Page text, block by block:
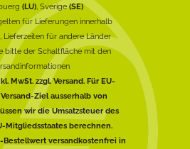
(LU), Sverige(SE)
für Lieferungen innerhalb
Lieferzeiten für andere Länder
bitte der Schaltfläche mit den
MwSt. zzgl. Versand. Für EU-
Ziel ausserhalb von
wir die Umsatzsteuer des
Mitgliedsstaates berechnen.
Bestellwert versandkostenfrei in